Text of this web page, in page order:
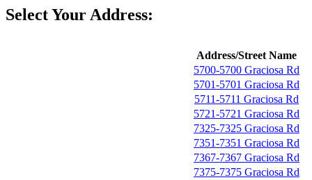
Select Your Address:
Address/Street Name
5700-5700 Graciosa Rd
5701-5701 Graciosa Rd
5711-5711 Graciosa Rd
5721-5721 Graciosa Rd
7325-7325 Graciosa Rd
7351-7351 Graciosa Rd
7367-7367 Graciosa Rd
7375-7375 Graciosa Rd